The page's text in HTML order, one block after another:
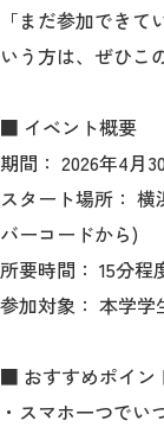
入試情報サ
2026年9月
MGグッズ
（外部サイ
「まだ参加でき
いう方は、ぜひこ
■ イベント概要
期間： 2026年4月
スタート場所：
バーコードから)
所要時間： 15分程
参加対象： 本学
■ おすすめポイン
・スマホ一つでい